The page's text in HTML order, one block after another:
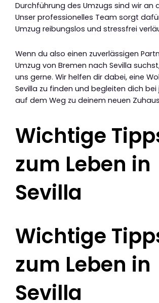
Durchführung des Umzugs sind wir an
Unser professionelles Team sorgt
Umzug reibungslos und stressfrei
Wenn du also einen zuverlässigen
Umzug von Bremen nach Sevilla
uns gerne. Wir helfen dir dabei, eine
Sevilla zu finden und begleiten dich
auf dem Weg zu deinem neuen
Wichtige
zum Leben in
Sevilla
Wichtige
zum Leben in
Sevilla